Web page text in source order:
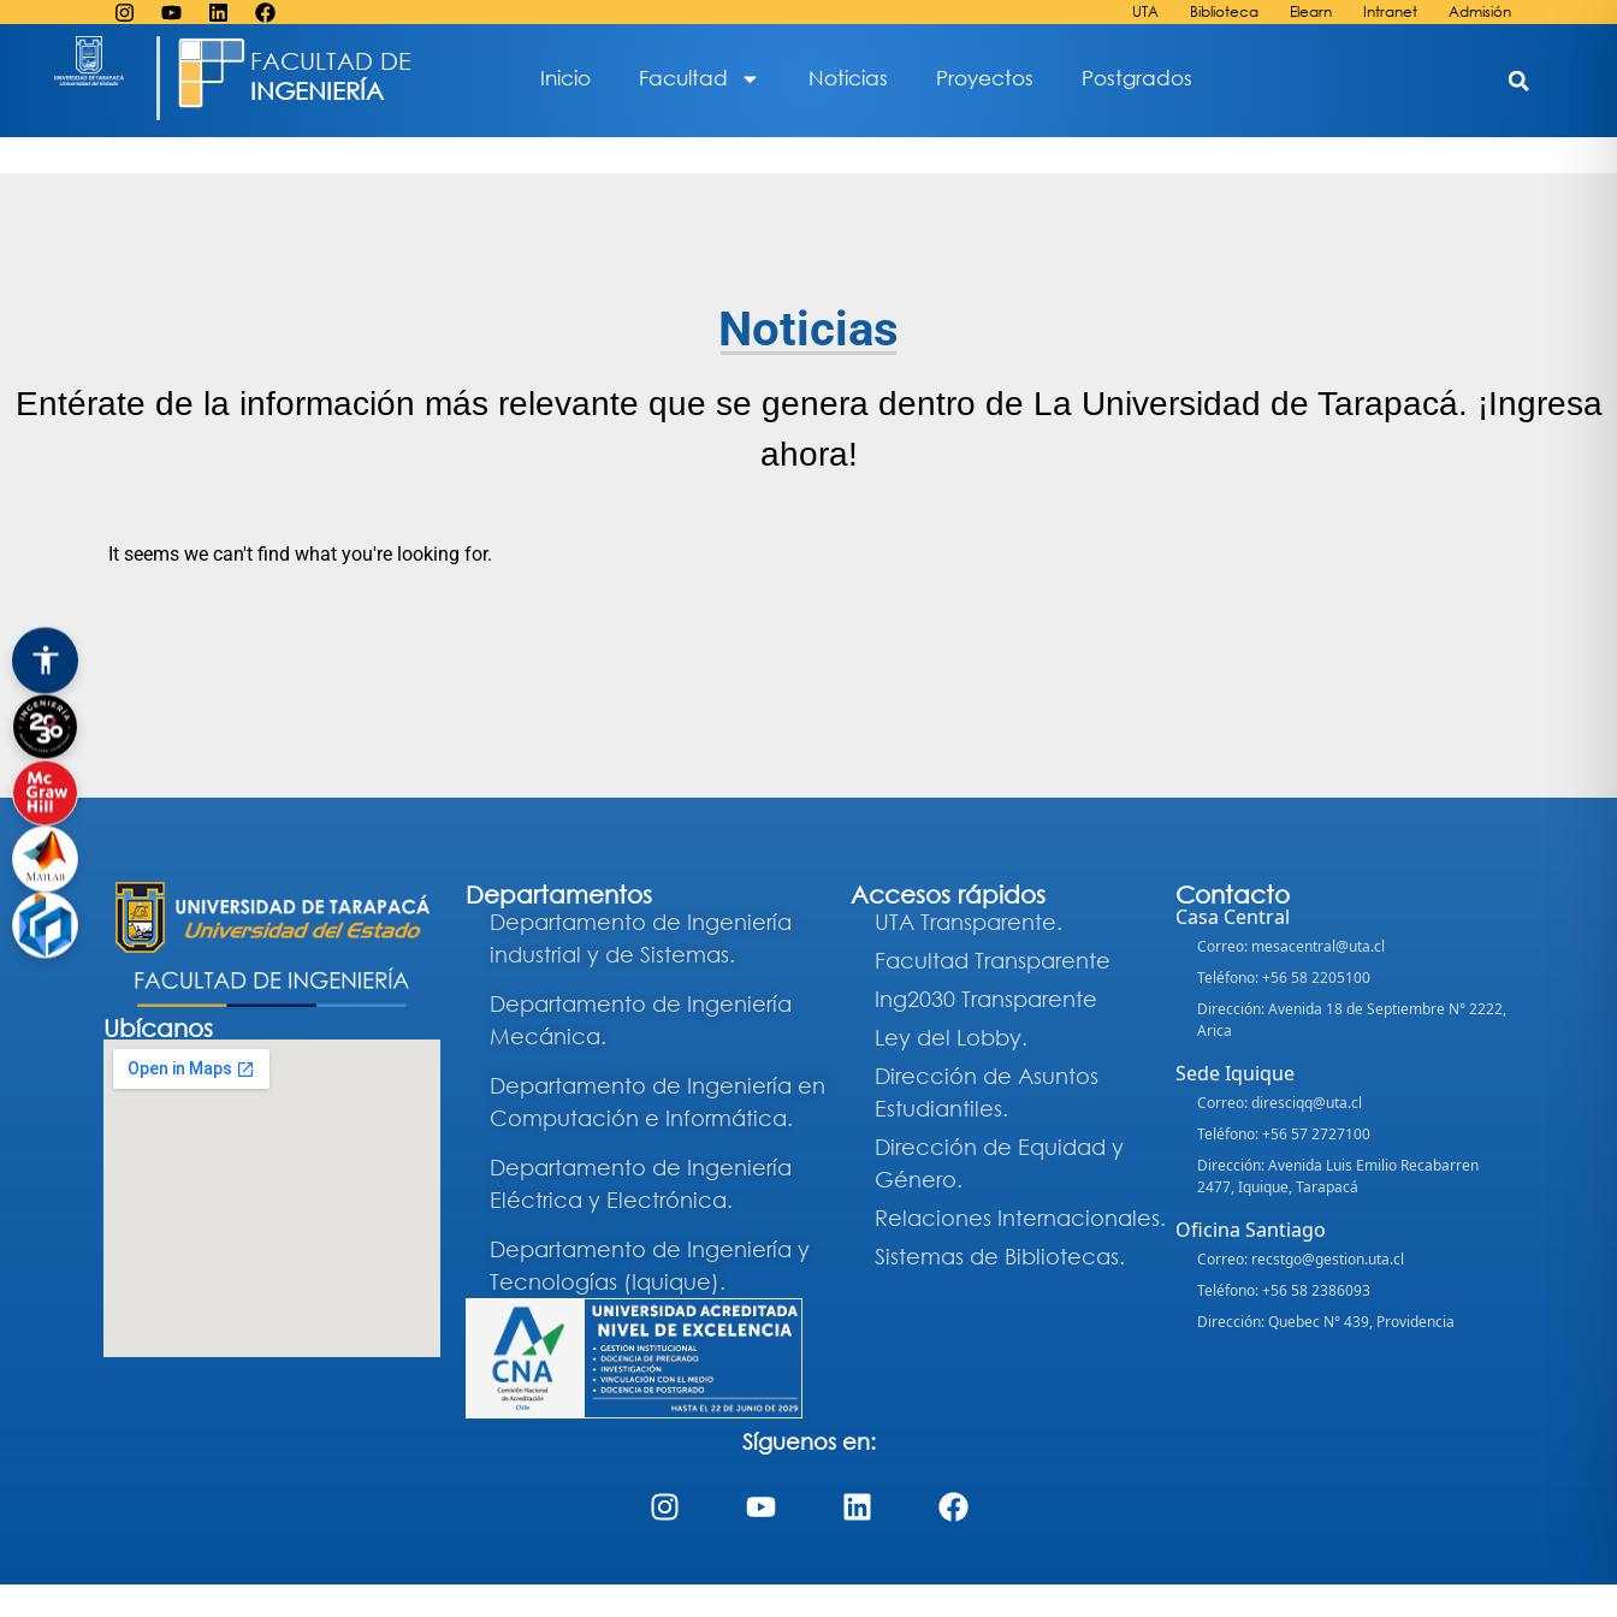
UTA Biblioteca Elearn Intranet Admisión
FACULTAD DE
INGENIERÍA
Inicio Facultad Noticias Proyectos Postgrados
Noticias
Entérate de la información más relevante que se genera dentro de La Universidad de Tarapacá. ¡Ingresa
ahora!
It seems we can't find what you're looking for.
Ubícanos
Departamentos
Departamento de Ingeniería
industrial y de Sistemas.
Departamento de Ingeniería
Mecánica.
Departamento de Ingeniería en
Computación e Informática.
Departamento de Ingeniería
Eléctrica y Electrónica.
Departamento de Ingeniería y
Tecnologías (Iquique).
Accesos rápidos
UTA Transparente.
Facultad Transparente
Ing2030 Transparente
Ley del Lobby.
Dirección de Asuntos
Estudiantiles.
Dirección de Equidad y
Género.
Relaciones Internacionales.
Sistemas de Bibliotecas.
Contacto
Casa Central
Correo: mesacentral@uta.cl
Teléfono: +56 58 2205100
Dirección: Avenida 18 de Septiembre N° 2222,
Arica
Sede Iquique
Correo: diresciqq@uta.cl
Teléfono: +56 57 2727100
Dirección: Avenida Luis Emilio Recabarren
2477, Iquique, Tarapacá
Oficina Santiago
Correo: recstgo@gestion.uta.cl
Teléfono: +56 58 2386093
Dirección: Quebec N° 439, Providencia
Síguenos en: